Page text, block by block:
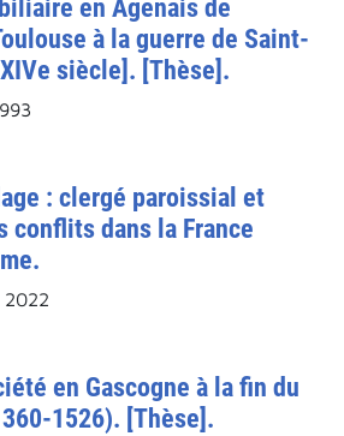
en Agenais de
à la guerre de Saint-
siècle]. [Thèse].
: clergé paroissial et
conflits dans la France
2022
en Gascogne à la fin du
1526). [Thèse].